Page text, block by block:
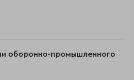
оборонно-промышленного